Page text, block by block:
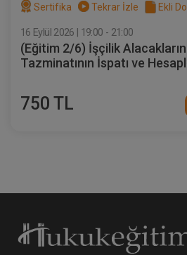
Sertifika Tekrar İzle Ekli
16 Eylül 2026 | 19:00 - 21:00
(Eğitim 2/6) İşçilik
Tazminatının İspatı ve
750 TL